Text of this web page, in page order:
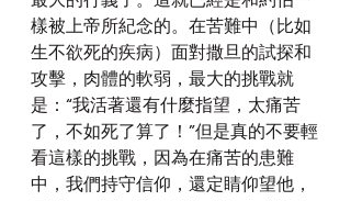
樣被上帝所紀念的。在苦難中（比如
生不欲死的疾病）面對撒旦的試探和
攻擊，肉體的軟弱，最大的挑戰就
是：“我活著還有什麼指望，太痛苦
了，不如死了算了！”但是真的不要輕
看這樣的挑戰，因為在痛苦的患難
中，我們持守信仰，還定睛仰望他，